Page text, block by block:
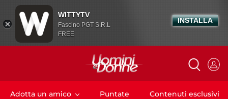
Adotta un amico Puntate Contenuti esclusivi
WITTYTV
Fascino PGT S.R.L
FREE
INSTALLA